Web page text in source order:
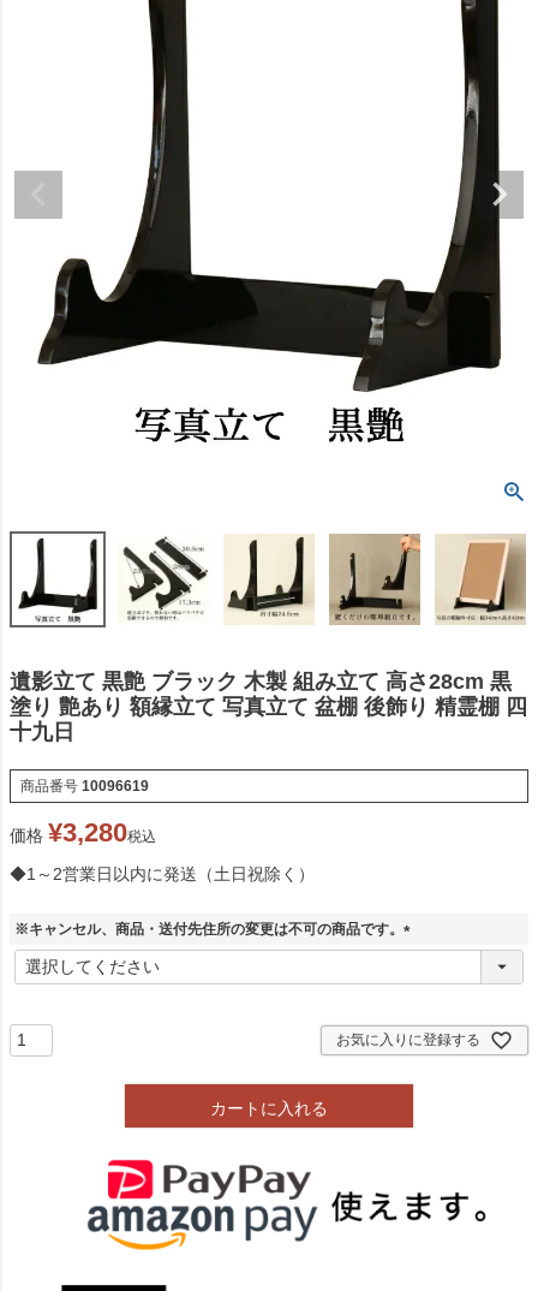
遺影立て 黒艶 ブラック 木製 組み立て 高さ28cm 黒
塗り 艶あり 額縁立て 写真立て 盆棚 後飾り 精霊棚 四
十九日
商品番号 10096619
価格 ¥3,280税込
◆1～2営業日以内に発送（土日祝除く）
※キャンセル、商品・送付先住所の変更は不可の商品です。
(
お気に入りに登録する
カートに入れる